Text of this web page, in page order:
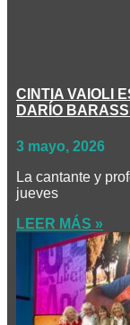
CINTIA VAIOLI
DARÍO BARASSI
3 mayo, 2026
La cantante y
jueves
LEER MÁS »